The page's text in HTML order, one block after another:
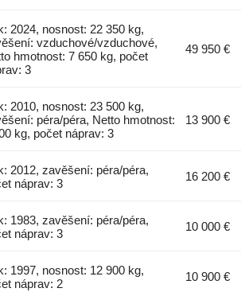
2024, nosnost: 22 350 kg,
vzduchové/vzduchové,
hmotnost: 7 650 kg, počet
3
49 950 €
2010, nosnost: 23 500 kg,
péra/péra, Netto hmotnost:
kg, počet náprav: 3
13 900 €
2012, zavěšení: péra/péra,
náprav: 3
16 200 €
1983, zavěšení: péra/péra,
náprav: 3
10 000 €
1997, nosnost: 12 900 kg,
náprav: 2
10 900 €